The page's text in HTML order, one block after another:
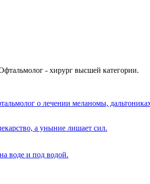
- хирург высшей категории.
о лечении меланомы,
а уныние лишает сил.
воде и под водой.